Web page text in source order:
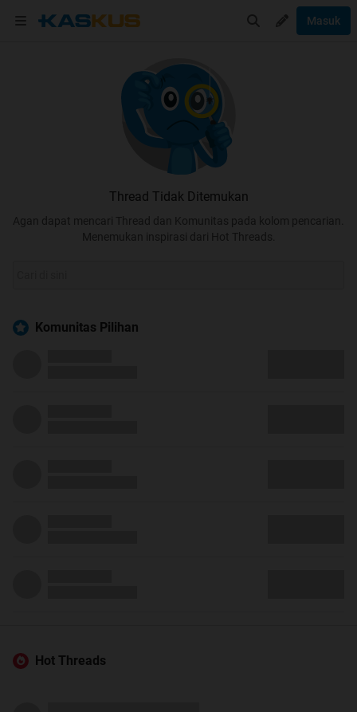
Masuk
Thread Tidak Ditemukan
Agan dapat mencari Thread dan Komunitas pada kolom pencarian.
Menemukan inspirasi dari Hot Threads.
Komunitas Pilihan
Hot Threads